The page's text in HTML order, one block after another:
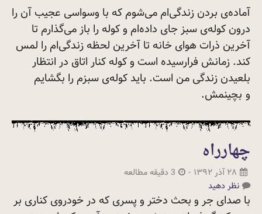
آماده‌ی بردن زندگی‌ام می‌شوم که با وسواسی عجیب آن را
درون کوله‌ی سبز جای داده‌ام و کوله را باز می‌گذارم تا
آخرین ذرات هوای خانه تا آخرین لحظه زندگی‌ام را لمس
کند. زمانش فرارسیده است و کوله کنار اتاق در انتظار
بلعیدن زندگی من است. باید کوله‌ی سبزم را بگشایم
و بچینمش.
چهارراه
۲۸ آذر ۱۳۹۲ -
3 دقیقه مطالعه
نظر دهید
با صدای جر و بحث دختر و پسری که در خودروی کناری بر